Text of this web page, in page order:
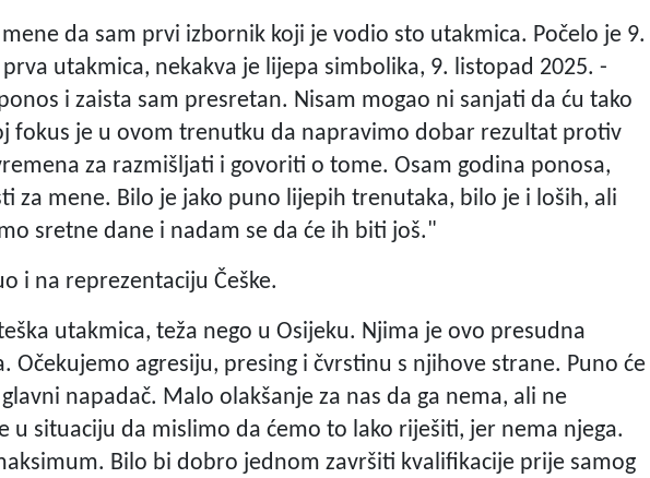
da sam prvi izbornik koji je vodio sto utakmica. Počelo je 9.
utakmica, nekakva je lijepa simbolika, 9. listopad 2025. -
i zaista sam presretan. Nisam mogao ni sanjati da ću tako
fokus je u ovom trenutku da napravimo dobar rezultat protiv
za razmišljati i govoriti o tome. Osam godina ponosa,
za mene. Bilo je jako puno lijepih trenutaka, bilo je i loših, ali
sretne dane i nadam se da će ih biti još."
i na reprezentaciju Češke.
utakmica, teža nego u Osijeku. Njima je ovo presudna
Očekujemo agresiju, presing i čvrstinu s njihove strane. Puno će
napadač. Malo olakšanje za nas da ga nema, ali ne
u situaciju da mislimo da ćemo to lako riješiti, jer nema njega.
Bilo bi dobro jednom završiti kvalifikacije prije samog